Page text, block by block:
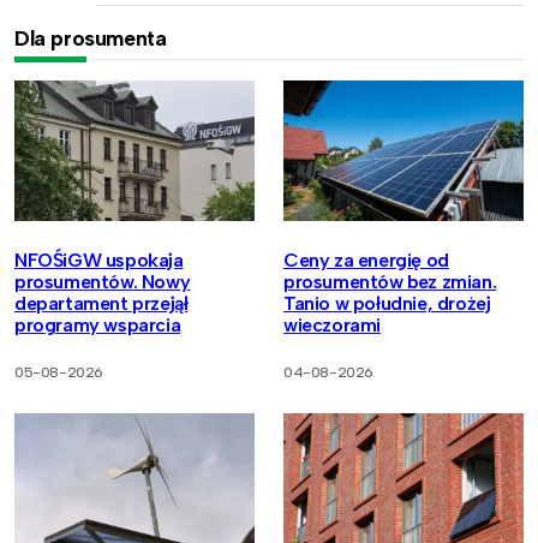
Dla prosumenta
NFOŚiGW uspokaja
prosumentów. Nowy
departament przejął
programy wsparcia
05-08-2026
Ceny za energię od
prosumentów bez zmian.
Tanio w południe, drożej
wieczorami
04-08-2026